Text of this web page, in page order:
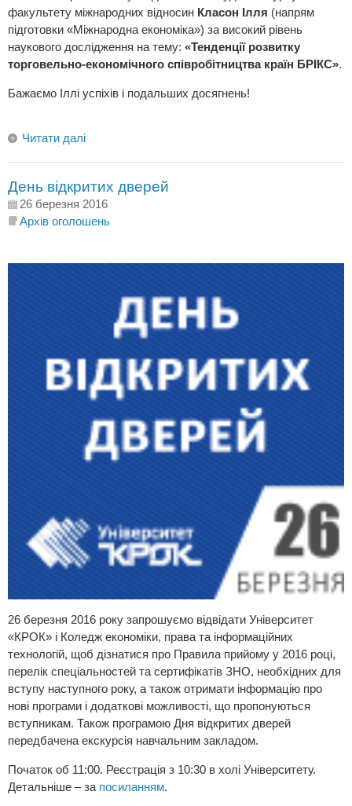
факультету міжнародних відносин Класон Ілля (напрям
підготовки «Міжнародна економіка») за високий рівень
наукового дослідження на тему: «Тенденції розвитку
торговельно-економічного співробітництва країн БРІКС».
Бажаємо Іллі успіхів і подальших досягнень!
Читати далі
День відкритих дверей
26 березня 2016
Архів оголошень
26 березня 2016 року запрошуємо відвідати Університет
«КРОК» і Коледж економіки, права та інформаційних
технологій, щоб дізнатися про Правила прийому у 2016 році,
перелік спеціальностей та сертифікатів ЗНО, необхідних для
вступу наступного року, а також отримати інформацію про
нові програми і додаткові можливості, що пропонуються
вступникам. Також програмою Дня відкритих дверей
передбачена екскурсія навчальним закладом.
Початок об 11:00. Реєстрація з 10:30 в холі Університету.
Детальніше – за посиланням.